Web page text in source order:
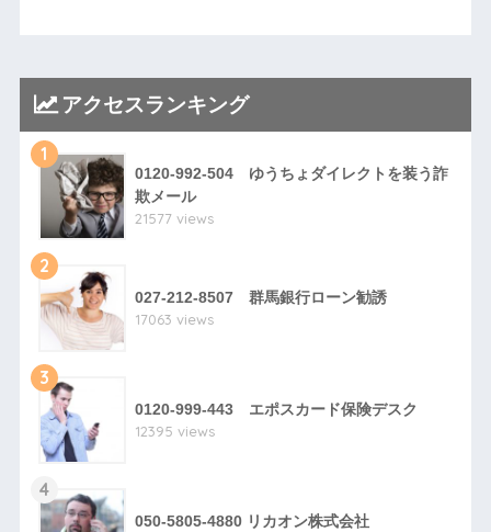
アクセスランキング
1
0120-992-504 ゆうちょダイレクトを装う詐
欺メール
21577 views
2
027-212-8507 群馬銀行ローン勧誘
17063 views
3
0120-999-443 エポスカード保険デスク
12395 views
4
050-5805-4880 リカオン株式会社